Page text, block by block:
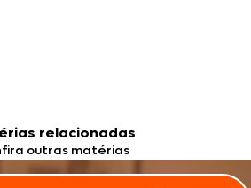
relacionadas
outras matérias